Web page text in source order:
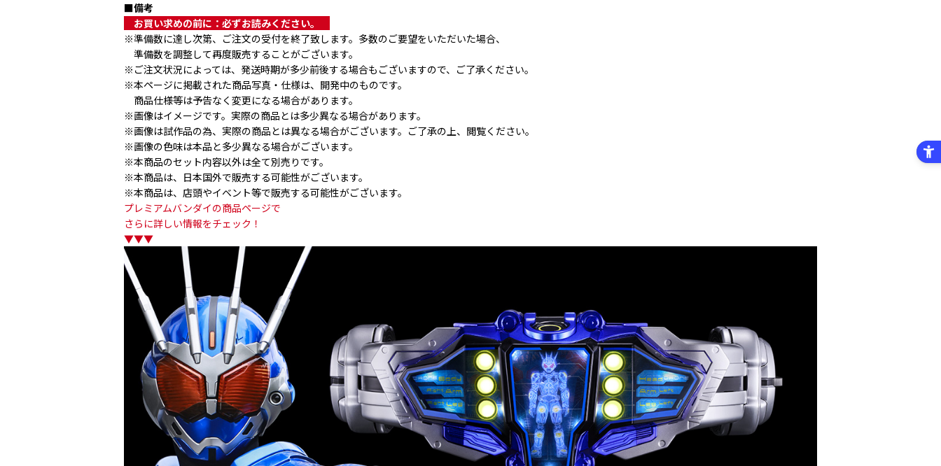
■備考
お買い求めの前に：必ずお読みください。
※準備数に達し次第、ご注文の受付を終了致します。多数のご要望をいただいた場合、
準備数を調整して再度販売することがございます。
※ご注文状況によっては、発送時期が多少前後する場合もございますので、ご了承ください。
※本ページに掲載された商品写真・仕様は、開発中のものです。
商品仕様等は予告なく変更になる場合があります。
※画像はイメージです。実際の商品とは多少異なる場合があります。
※画像は試作品の為、実際の商品とは異なる場合がございます。ご了承の上、閲覧ください。
※画像の色味は本品と多少異なる場合がございます。
※本商品のセット内容以外は全て別売りです。
※本商品は、日本国外で販売する可能性がございます。
※本商品は、店頭やイベント等で販売する可能性がございます。
プレミアムバンダイの商品ページで
さらに詳しい情報をチェック！
▼▼▼